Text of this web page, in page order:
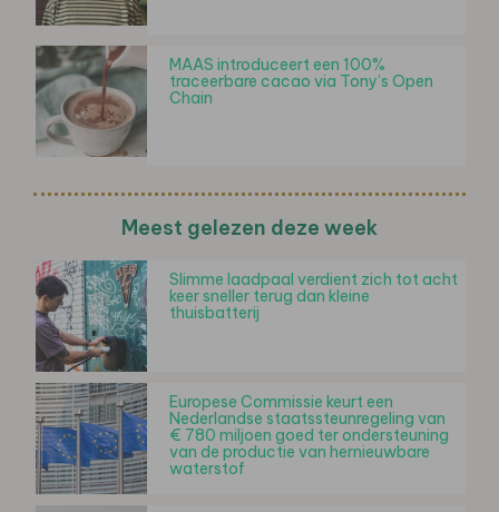
MAAS introduceert een 100%
traceerbare cacao via Tony’s Open
Chain
Meest gelezen deze week
Slimme laadpaal verdient zich tot acht
keer sneller terug dan kleine
thuisbatterij
Europese Commissie keurt een
Nederlandse staatssteunregeling van
€ 780 miljoen goed ter ondersteuning
van de productie van hernieuwbare
waterstof